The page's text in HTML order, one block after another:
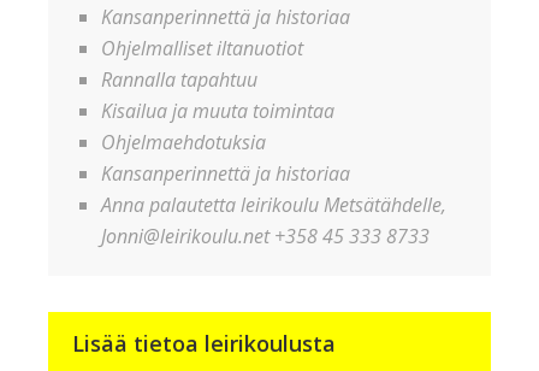
Kansanperinnettä ja historiaa
Ohjelmalliset iltanuotiot
Rannalla tapahtuu
Kisailua ja muuta toimintaa
Ohjelmaehdotuksia
Kansanperinnettä ja historiaa
Anna palautetta leirikoulu Metsätähdelle,
Jonni@leirikoulu.net +358 45 333 8733
Lisää tietoa leirikoulusta